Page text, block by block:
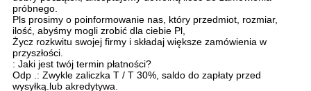
próbnego.
Pls prosimy o poinformowanie nas, który przedmiot, rozmiar,
ilość, abyśmy mogli zrobić dla ciebie Pl,
Życz rozkwitu swojej firmy i składaj większe zamówienia w
przyszłości.
: Jaki jest twój termin płatności?
Odp .: Zwykle zaliczka T / T 30%, saldo do zapłaty przed
wysyłką.lub akredytywa.